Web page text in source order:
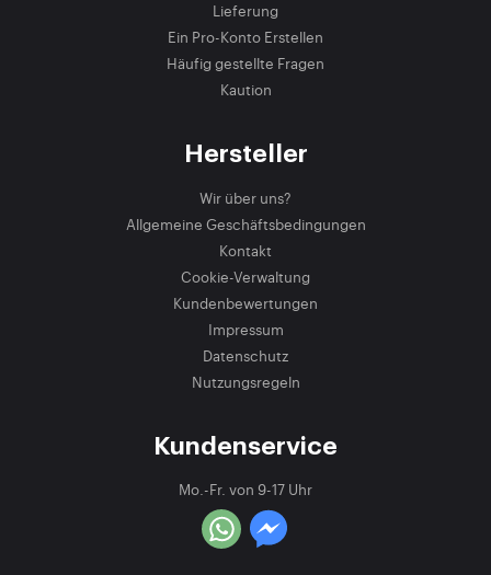
Lieferung
Ein Pro-Konto Erstellen
Häufig gestellte Fragen
Kaution
Hersteller
Wir über uns?
Allgemeine Geschäftsbedingungen
Kontakt
Cookie-Verwaltung
Kundenbewertungen
Impressum
Datenschutz
Nutzungsregeln
Kundenservice
Mo.-Fr. von 9-17 Uhr